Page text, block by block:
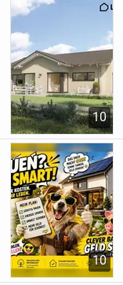
10
10